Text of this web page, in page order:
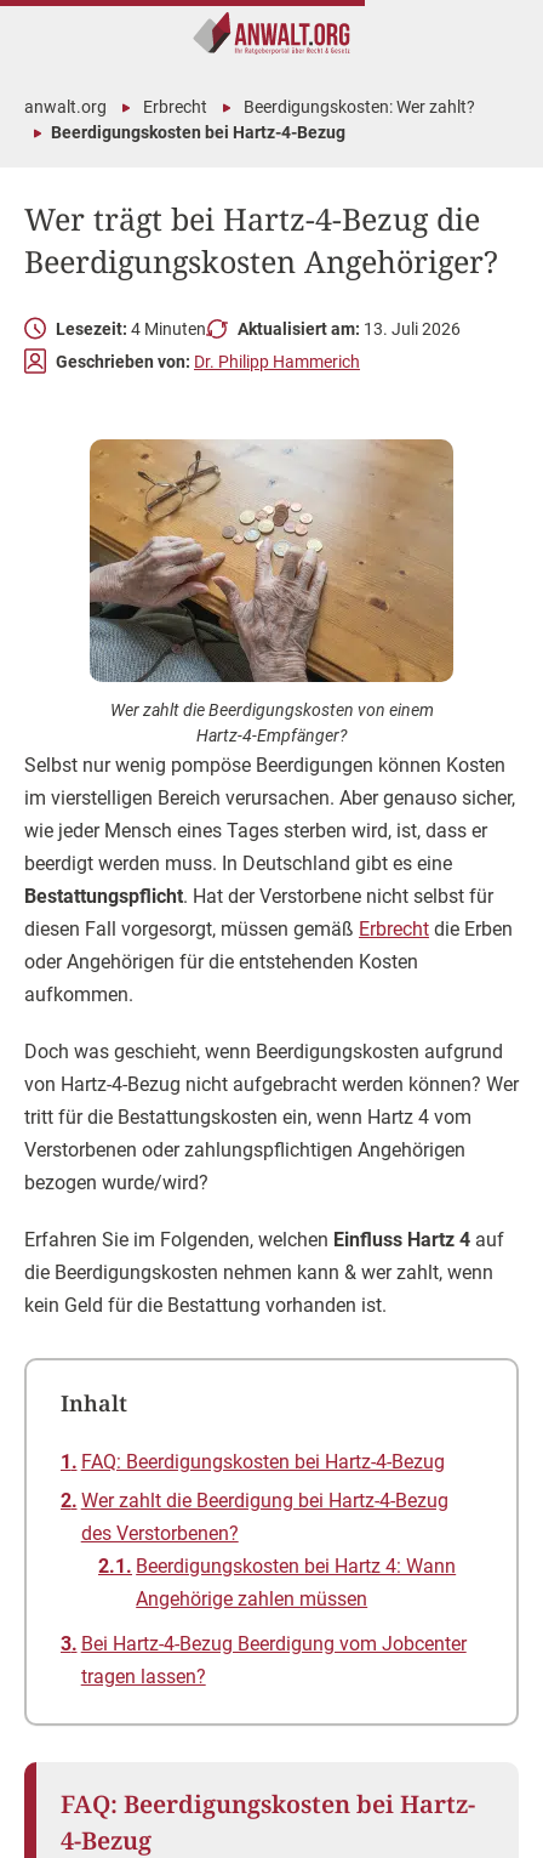
Wer trägt bei Hartz-4-Bezug die
Beerdigungskosten Angehöriger?
anwalt.org Erbrecht
Beerdigungskosten: Wer zahlt?
Beerdigungskosten bei Hartz-4-Bezug
Lesezeit: 4 Minuten Aktualisiert am: 13. Juli 2026
Geschrieben von: Dr. Philipp Hammerich
Wer zahlt die Beerdigungskosten von einem
Hartz-4-Empfänger?
Selbst nur wenig pompöse Beerdigungen können Kosten
im vierstelligen Bereich verursachen. Aber genauso sicher,
wie jeder Mensch eines Tages sterben wird, ist, dass er
beerdigt werden muss. In Deutschland gibt es eine
Bestattungspflicht. Hat der Verstorbene nicht selbst für
diesen Fall vorgesorgt, müssen gemäß Erbrecht die Erben
oder Angehörigen für die entstehenden Kosten
aufkommen.
Doch was geschieht, wenn Beerdigungskosten aufgrund
von Hartz-4-Bezug nicht aufgebracht werden können? Wer
tritt für die Bestattungskosten ein, wenn Hartz 4 vom
Verstorbenen oder zahlungspflichtigen Angehörigen
bezogen wurde/wird?
Erfahren Sie im Folgenden, welchen Einfluss Hartz 4 auf
die Beerdigungskosten nehmen kann & wer zahlt, wenn
kein Geld für die Bestattung vorhanden ist.
Inhalt
FAQ: Beerdigungskosten bei Hartz-4-Bezug
Wer zahlt die Beerdigung bei Hartz-4-Bezug
des Verstorbenen?
Beerdigungskosten bei Hartz 4: Wann
Angehörige zahlen müssen
Bei Hartz-4-Bezug Beerdigung vom Jobcenter
tragen lassen?
FAQ: Beerdigungskosten bei Hartz-
4-Bezug